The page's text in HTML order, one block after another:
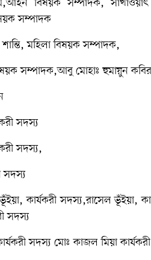
বিষয়ক সম্পাদক,
সম্পাদক
মহিলা বিষয়ক সম্পাদক,
সম্পাদক,আবু মোহাঃ হুমায়ুন
সদস্য
সদস্য,
সদস্য
কার্যকরী সদস্য,রাসেল ভূঁইয়া,
সদস্য
সদস্য মোঃ কাজল মিয়া